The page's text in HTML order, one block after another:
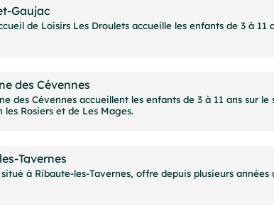
Gaujac
de Loisirs Les Droulets accueille les enfants de 3 à 11
des Cévennes
des Cévennes accueillent les enfants de 3 à 11 ans sur le
Rosiers et de Les Mages.
Tavernes
à Ribaute-les-Tavernes, offre depuis plusieurs années